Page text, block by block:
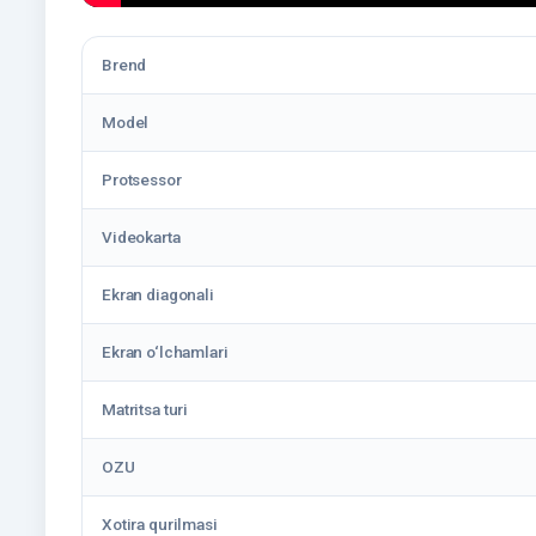
Brend
Model
Protsessor
Videokarta
Ekran diagonali
Ekran o‘lchamlari
Matritsa turi
OZU
Xotira qurilmasi